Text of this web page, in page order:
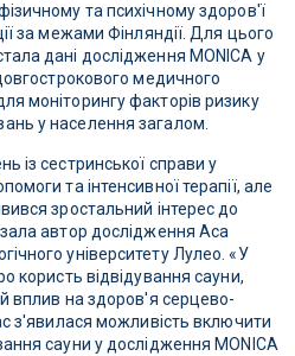
та психічному здоров'ї
за межами Фінляндії. Для цього
дані дослідження MONICA у
медичного
моніторингу факторів ризику
у населення загалом.
із сестринської справи у
та інтенсивної терапії, але
зростальний інтерес до
автор дослідження Аса
університету Лулео. «У
користь відвідування сауни,
вплив на здоров'я серцево-
з'явилася можливість включити
сауни у дослідження MONICA